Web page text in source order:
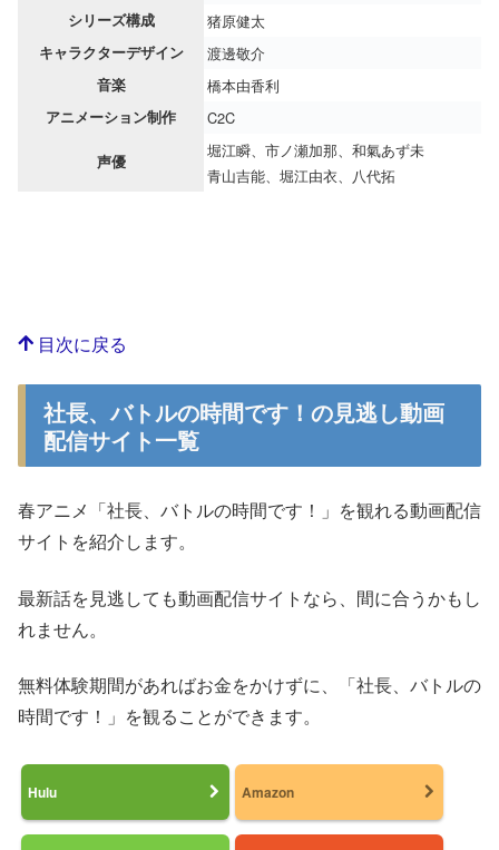
シリーズ構成 猪原健太
キャラクターデザイン 渡邊敬介
音楽 橋本由香利
アニメーション制作 C2C
声優
堀江瞬、市ノ瀬加那、和氣あず未
青山吉能、堀江由衣、八代拓
目次に戻る
社長、バトルの時間です！の見逃し動画
配信サイト一覧
春アニメ「社長、バトルの時間です！」を観れる動画配信
サイトを紹介します。
最新話を見逃しても動画配信サイトなら、間に合うかもし
れません。
無料体験期間があればお金をかけずに、「社長、バトルの
時間です！」を観ることができます。
Hulu Amazon